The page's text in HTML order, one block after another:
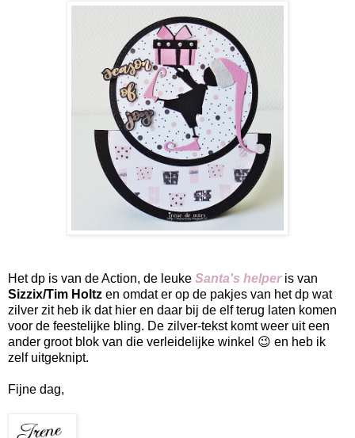
Het dp is van de Action, de leuke Santa's helper is van
Sizzix/Tim Holtz en omdat er op de pakjes van het dp wat
zilver zit heb ik dat hier en daar bij de elf terug laten komen
voor de feestelijke bling. De zilver-tekst komt weer uit een
ander groot blok van die verleidelijke winkel 😉 en heb ik
zelf uitgeknipt.
Fijne dag,